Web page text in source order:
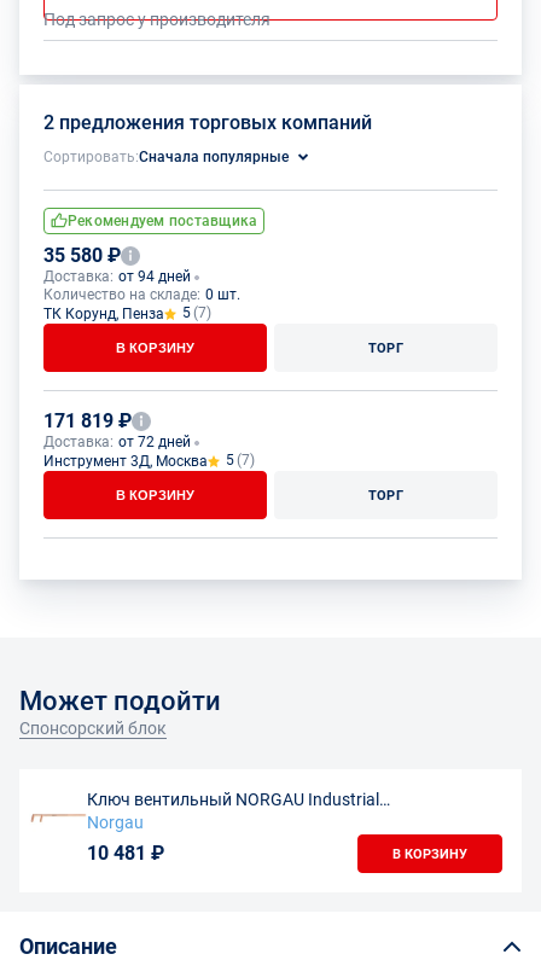
Под запрос у производителя
2 предложения торговых компаний
Сортировать:Сначала популярные
Рекомендуем поставщика
35 580 ₽
Доставка: от 94 дней
Количество на складе: 0 шт.
ТК Корунд, Пенза
5(7)
В КОРЗИНУ ТОРГ
171 819 ₽
Доставка: от 72 дней
Инструмент 3Д, Москва
5(7)
В КОРЗИНУ ТОРГ
Может подойти
Спонсорский блок
Ключ вентильный NORGAU Industrial
искробезопасный, 60х500 мм, NV176-60NSA, AlCu
Norgau
10 481 ₽ В КОРЗИНУ
Описание